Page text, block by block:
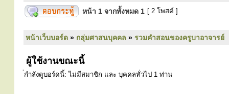
หน้า 1 จากทั้งหมด 1 [ 2 โพสต์ ]
หน้าเว็บบอร์ด » กลุ่มศาสนบุคคล » รวมคำสอนของครูบาอาจารย์
ผู้ใช้งานขณะนี้
่กำลังดูบอร์ดนี้: ไม่มีสมาชิก และ บุคคลทั่วไป 1 ท่าน